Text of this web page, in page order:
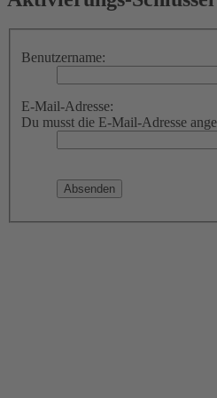
Benutzername:
E-Mail-Adresse:
Du musst die E-Mail-Adresse